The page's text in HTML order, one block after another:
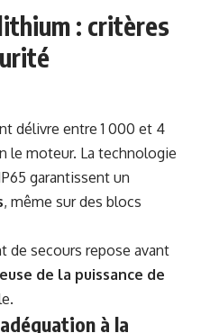
: critères
délivre entre 1 000 et 4
le moteur. La technologie
garantissent un
, même sur des blocs
de secours repose avant
de la puissance de
à la